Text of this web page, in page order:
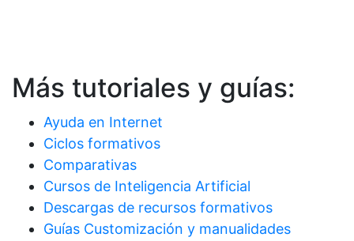
Más tutoriales y guías:
Ayuda en Internet
Ciclos formativos
Comparativas
Cursos de Inteligencia Artificial
Descargas de recursos formativos
Guías Customización y manualidades